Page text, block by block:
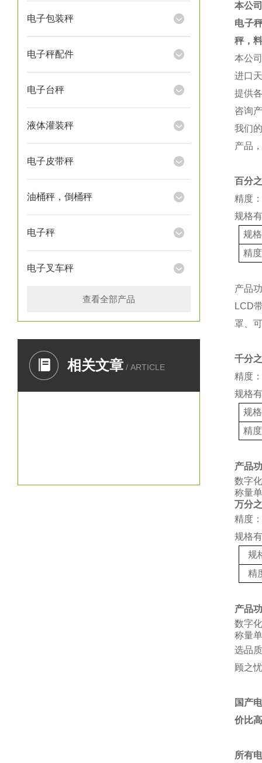
电子包装秤
电子秤配件
电子台秤
液体灌装秤
电子皮带秤
油桶秤，倒桶秤
电子秤
电子叉车秤
查看全部产品
相关文章 / ARTICLE
本公
电子
秤，
本公
进口
提供
咨询
我们
产品
百分
精度
规格
规格
精度
产品
LCD
罩、
千分
精度
规格
规格
精度
产品
数字
称量
万分
精度
规格
规
精
产品
数字
称量
选品
顾之
国产
价比
所有